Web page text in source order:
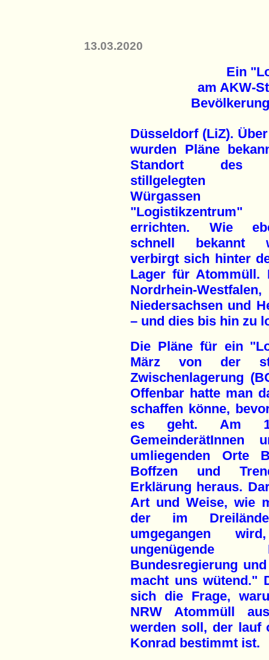
13.03.2020
Ein
am AKW-
Düsseldorf (LiZ).
wurden Pläne
Standort des
stillgelegten
Würgassen
errichten. Wie
schnell bekannt
verbirgt sich hinter
Lager für Atommüll.
Nordrhein-
Niedersachsen und
– und dies bis hin zu
Die Pläne für ein
März von der
Zwischenlagerung
Offenbar hatte man
schaffen könne,
es geht. Am
GemeinderätInnen
umliegenden Orte
Boffzen und
Erklärung heraus.
Art und Weise, wie
der im
umgegangen
ungenügende
Bundesregierung
macht uns wütend."
sich die Frage,
NRW Atommüll
werden soll, der lauf
Konrad bestimmt ist.